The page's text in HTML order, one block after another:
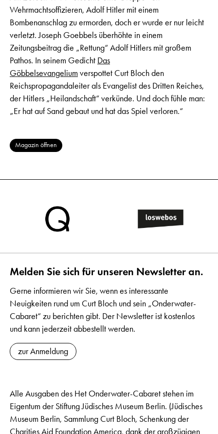
Wehrmachtsoffizieren, Adolf Hitler mit einem
Bombenanschlag zu ermorden, doch er wurde er nur leicht
verletzt. Joseph Goebbels überhöhte in einem
Zeitungsbeitrag die „Rettung“ Adolf Hitlers mit großem
Pathos. In seinem Gedicht Das
Göbbelsevangeliumverspottet Curt Bloch den
Reichspropagandaleiter als Evangelist des Dritten Reiches,
der Hitlers „Heilandschaft“ verkünde. Und doch fühle man:
„Er hat auf Sand gebaut und hat das Spiel verloren.“
Magazin öffnen
Melden Sie sich für unseren Newsletter an.
Gerne informieren wir Sie, wenn es interessante
Neuigkeiten rund um Curt Bloch und sein „Onderwater-
Cabaret“ zu berichten gibt. Der Newsletter ist kostenlos
und kann jederzeit abbestellt werden.
zur Anmeldung
Alle Ausgaben des Het Onderwater-Cabaret stehen im
Eigentum der Stiftung Jüdisches Museum Berlin. (Jüdisches
Museum Berlin, Sammlung Curt Bloch, Schenkung der
Charities Aid Foundation America, dank der großzügigen